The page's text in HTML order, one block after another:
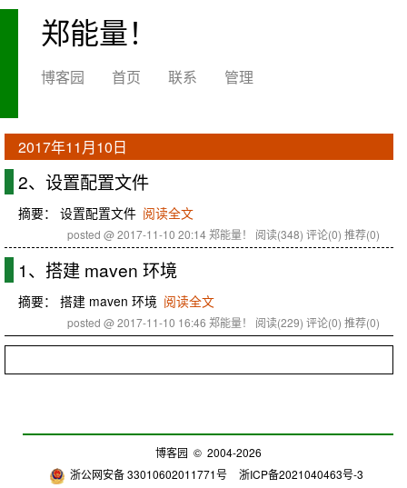
郑能量！
博客园 首页 联系 管理
2017年11月10日
2、设置配置文件
摘要： 设置配置文件 阅读全文
posted @ 2017-11-10 20:14 郑能量！ 阅读(348) 评论(0) 推荐(0)
1、搭建 maven 环境
摘要： 搭建 maven 环境 阅读全文
posted @ 2017-11-10 16:46 郑能量！ 阅读(229) 评论(0) 推荐(0)
博客园 © 2004-2026
浙公网安备 33010602011771号
浙ICP备2021040463号-3